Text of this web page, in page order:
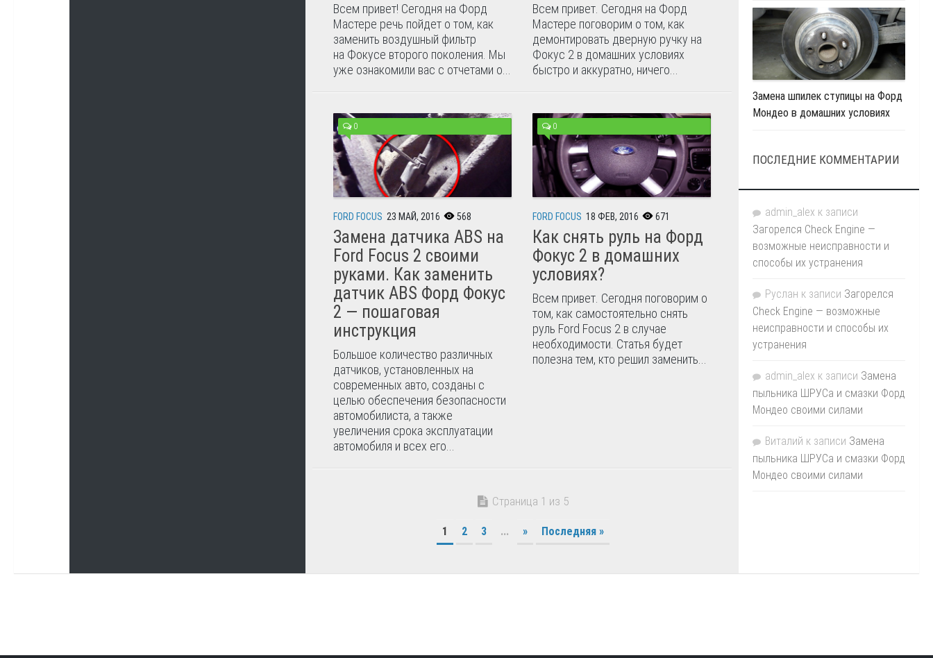
Всем привет! Сегодня на Форд
Мастере речь пойдет о том, как
заменить воздушный фильтр
на Фокусе второго поколения. Мы
уже ознакомили вас с отчетами о...
Всем привет. Сегодня на Форд
Мастере поговорим о том, как
демонтировать дверную ручку на
Фокус 2 в домашних условиях
быстро и аккуратно, ничего...
0
FORD FOCUS 23 МАЙ, 2016 568
Замена датчика ABS на
Ford Focus 2 своими
руками. Как заменить
датчик ABS Форд Фокус
2 — пошаговая
инструкция
Большое количество различных
датчиков, установленных на
современных авто, созданы с
целью обеспечения безопасности
автомобилиста, а также
увеличения срока эксплуатации
автомобиля и всех его...
0
FORD FOCUS 18 ФЕВ, 2016 671
Как снять руль на Форд
Фокус 2 в домашних
условиях?
Всем привет. Сегодня поговорим о
том, как самостоятельно снять
руль Ford Focus 2 в случае
необходимости. Статья будет
полезна тем, кто решил заменить...
Страница 1 из 5
1 2 3 ... » Последняя »
Замена шпилек ступицы на Форд
Мондео в домашних условиях
ПОСЛЕДНИЕ КОММЕНТАРИИ
admin_alex к записи
Загорелся Check Engine —
возможные неисправности и
способы их устранения
Руслан к записи Загорелся
Check Engine — возможные
неисправности и способы их
устранения
admin_alex к записи Замена
пыльника ШРУСа и смазки Форд
Мондео своими силами
Виталий к записи Замена
пыльника ШРУСа и смазки Форд
Мондео своими силами